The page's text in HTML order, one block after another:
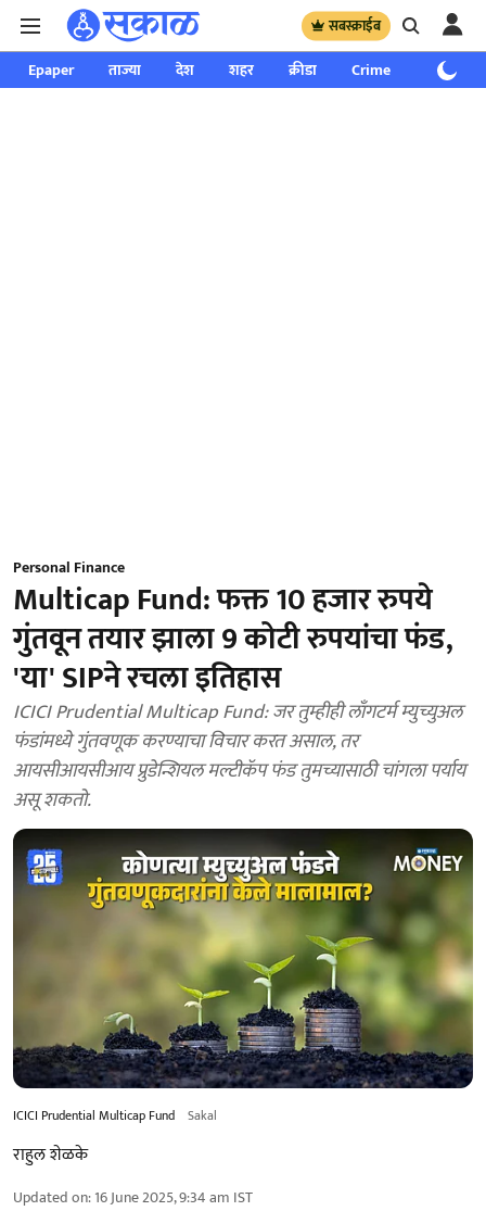
सबस्क्राईब
Epaper ताज्या देश शहर क्रीडा Crime साप्ताहिक
Personal Finance
Multicap Fund: फक्त 10 हजार रुपये
गुंतवून तयार झाला 9 कोटी रुपयांचा फंड,
'या' SIPने रचला इतिहास
ICICI Prudential Multicap Fund: जर तुम्हीही लाँगटर्म म्युच्युअल
फंडांमध्ये गुंतवणूक करण्याचा विचार करत असाल, तर
आयसीआयसीआय प्रुडेन्शियल मल्टीकॅप फंड तुमच्यासाठी चांगला पर्याय
असू शकतो.
ICICI Prudential Multicap Fund Sakal
राहुल शेळके
Updated on:16 June 2025, 9:34 am IST